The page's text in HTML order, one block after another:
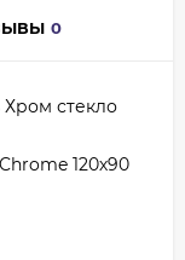
0
стекло
120х90